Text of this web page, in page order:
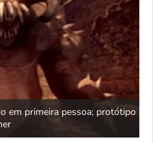
em primeira pessoa; protótipo